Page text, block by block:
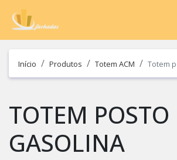
Início Produtos Totem ACM Totem
TOTEM POSTO
GASOLINA